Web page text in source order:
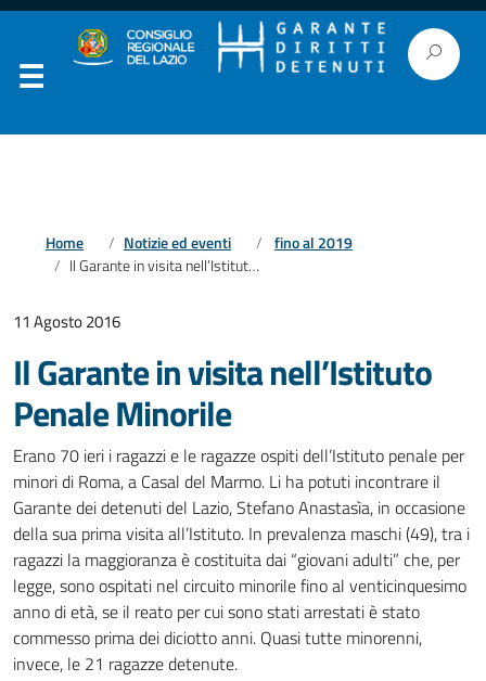
Home Notizie ed eventi
fino al 2019
Il Garante in visita nell’Istituto Penale Minorile
11 Agosto 2016
Il Garante in visita nell’Istituto
Penale Minorile
Erano 70 ieri i ragazzi e le ragazze ospiti dell’Istituto penale per
minori di Roma, a Casal del Marmo. Li ha potuti incontrare il
Garante dei detenuti del Lazio, Stefano Anastasìa, in occasione
della sua prima visita all’Istituto. In prevalenza maschi (49), tra i
ragazzi la maggioranza è costituita dai “giovani adulti” che, per
legge, sono ospitati nel circuito minorile fino al venticinquesimo
anno di età, se il reato per cui sono stati arrestati è stato
commesso prima dei diciotto anni. Quasi tutte minorenni,
invece, le 21 ragazze detenute.